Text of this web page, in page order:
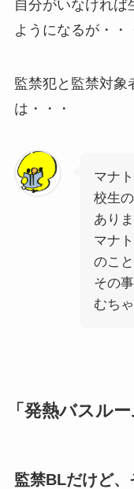
自分がいなければ
ようになるが・・
監禁犯と監禁対象
は・・・
マナ
校生
あり
マナ
のこ
その
むち
「発熱バスル
監禁BLだけど